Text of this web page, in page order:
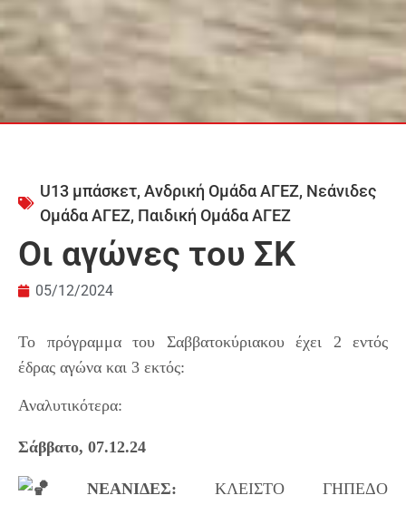
U13 μπάσκετ, Ανδρική Ομάδα ΑΓΕΖ, Νεάνιδες
Ομάδα ΑΓΕΖ, Παιδική Ομάδα ΑΓΕΖ
Οι αγώνες του ΣΚ
05/12/2024
Το πρόγραμμα του Σαββατοκύριακου έχει 2 εντός
έδρας αγώνα και 3 εκτός:
Αναλυτικότερα:
Σάββατο, 07.12.24
ΝΕΑΝΙΔΕΣ: ΚΛΕΙΣΤΟ ΓΗΠΕΔΟ